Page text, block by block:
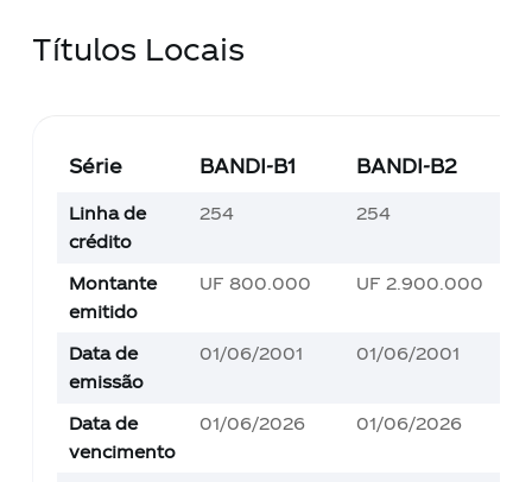
Títulos Locais
Série BANDI-B1 BANDI-B2
Linha de
crédito
254 254
Montante
emitido
UF 800.000 UF 2.900.000
Data de
emissão
01/06/2001 01/06/2001
Data de
vencimento
01/06/2026 01/06/2026